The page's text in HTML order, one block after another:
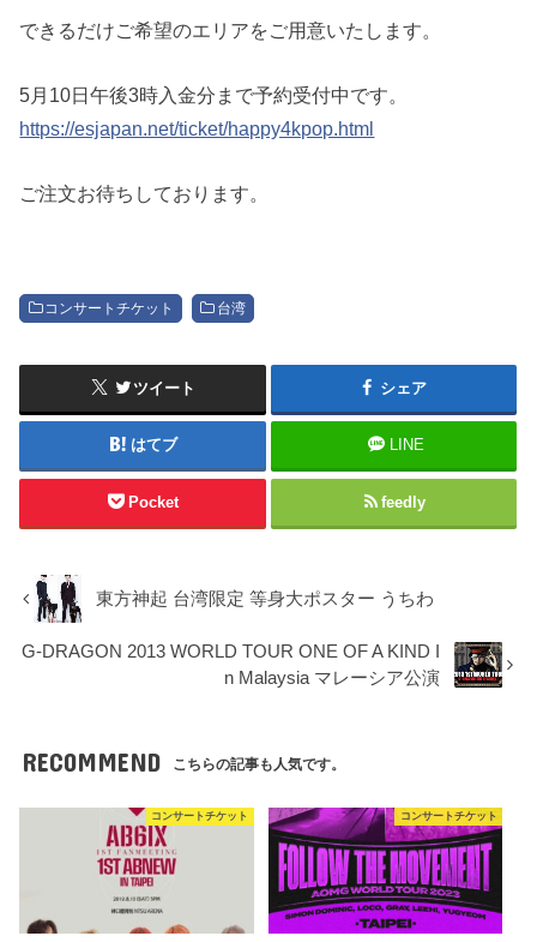
できるだけご希望のエリアをご用意いたします。
5月10日午後3時入金分まで予約受付中です。
https://esjapan.net/ticket/happy4kpop.html
ご注文お待ちしております。
コンサートチケット 台湾
ツイート シェア
はてブ LINE
Pocket feedly
東方神起 台湾限定 等身大ポスター うちわ
G-DRAGON 2013 WORLD TOUR ONE OF A KIND I
n Malaysia マレーシア公演
RECOMMEND こちらの記事も人気です。
コンサートチケット コンサートチケット